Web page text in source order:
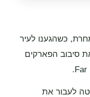
כשהגענו לעיר
סיבוב הפארקים
לעבור את